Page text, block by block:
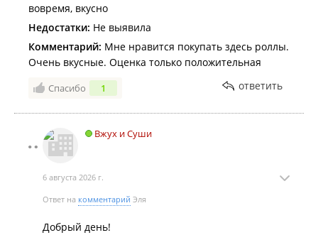
вовремя, вкусно
Недостатки: Не выявила
Комментарий: Мне нравится покупать здесь роллы.
Очень вкусные. Оценка только положительная
Спасибо 1 ответить
Вжух и Суши
6 августа 2026 г.
Ответ на комментарий Эля
Добрый день!